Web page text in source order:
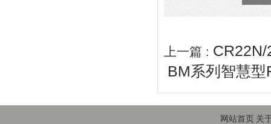
上一篇 :
BM系列智慧
网站首页 关